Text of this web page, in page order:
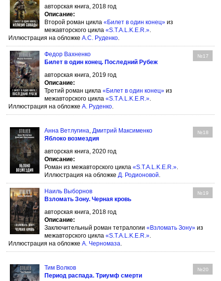
авторская книга, 2018 год
Описание:
Второй роман цикла «Билет в один конец» из
межавторского цикла «S.T.A.L.K.E.R.».
Иллюстрация на обложке А.С. Руденко.
Федор Вахненко №17
Билет в один конец. Последний Рубеж
авторская книга, 2019 год
Описание:
Третий роман цикла «Билет в один конец» из
межавторского цикла «S.T.A.L.K.E.R.».
Иллюстрация на обложке А. Руденко.
Анна Ветлугина, Дмитрий Максименко №18
Яблоко возмездия
авторская книга, 2020 год
Описание:
Роман из межавторского цикла «S.T.A.L.K.E.R.».
Иллюстрация на обложке Д. Родионовой.
Наиль Выборнов №19
Взломать Зону. Черная кровь
авторская книга, 2018 год
Описание:
Заключительный роман тетралогии «Взломать Зону» из
межавторского цикла «S.T.A.L.K.E.R.».
Иллюстрация на обложке А. Черномаза.
Тим Волков №20
Период распада. Триумф смерти